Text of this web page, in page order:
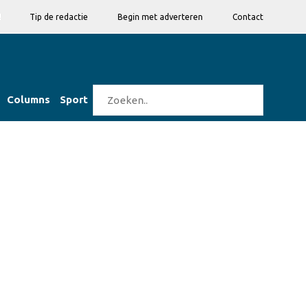
Tip de redactie Begin met adverteren Contact
Columns Sport